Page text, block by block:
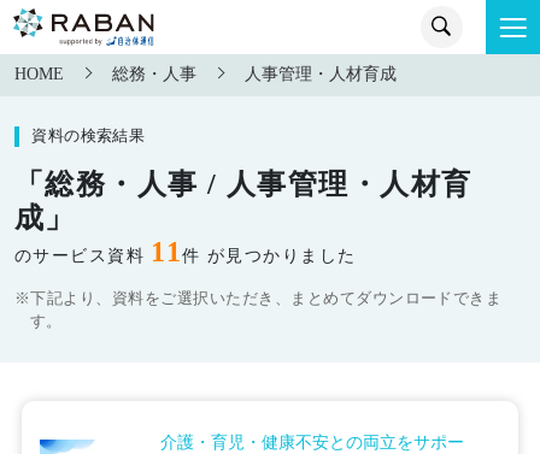
HOME 総務・人事 人事管理・人材育成
資料の検索結果
「総務・人事 / 人事管理・人材育
成」
のサービス資料 11件 が見つかりました
※下記より、資料をご選択いただき、まとめてダウンロードできま
す。
介護・育児・健康不安との両立をサポー